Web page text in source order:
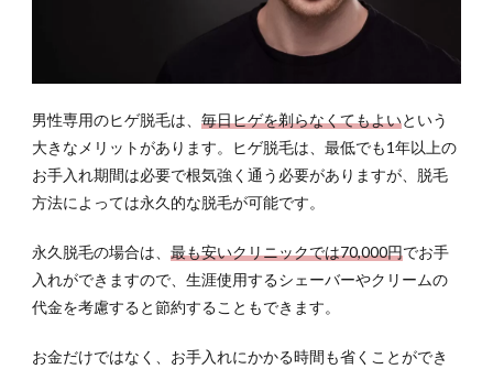
男性専用のヒゲ脱毛は、 毎日ヒゲを剃らなくてもよいという
大きなメリットがあります。ヒゲ脱毛は、最低でも1年以上の
お手入れ期間は必要で根気強く通う必要がありますが、脱毛
方法によっては永久的な脱毛が可能です。
永久脱毛の場合は、 最も安いクリニックでは70,000円でお手
入れができますので、生涯使用するシェーバーやクリームの
代金を考慮すると節約することもできます。
お金だけではなく、お手入れにかかる時間も省くことができ